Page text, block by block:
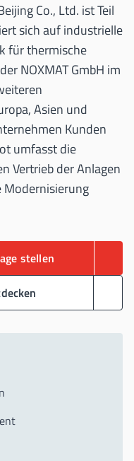
Co., Ltd. ist Teil
sich auf industrielle
für thermische
NOXMAT GmbH im
Asien und
Kunden
umfasst die
Vertrieb der Anlagen
Modernisierung
stellen